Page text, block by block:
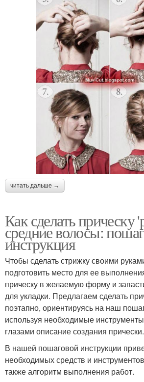
читать дальше →
Как сделать прическу
средние волосы:
инструкция
Чтобы сделать стрижку своими
подготовить место для ее
прическу в желаемую форму и
для укладки. Предлагаем сделать
поэтапно, ориентируясь на наш
используя необходимые
глазами описание создания прически.
В нашей пошаговой инструкции
необходимых средств и
также алгоритм выполнения работ.